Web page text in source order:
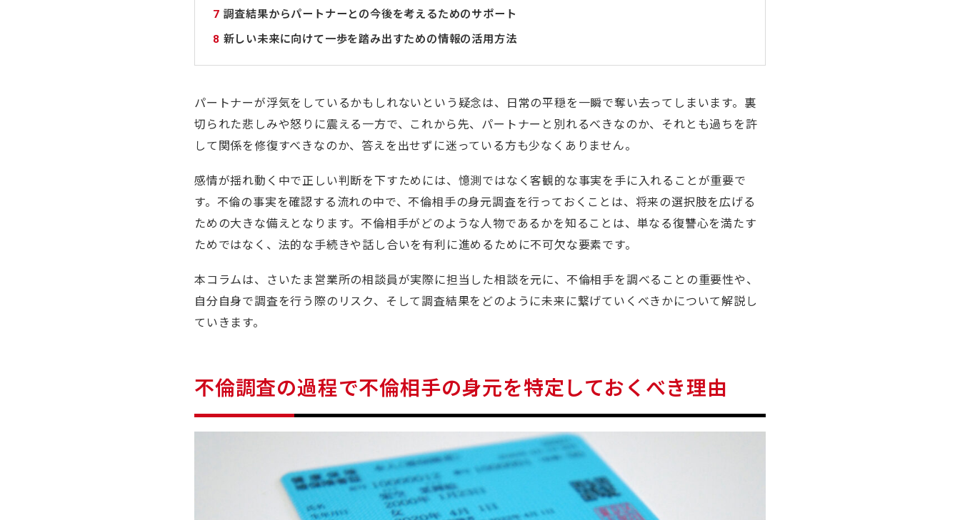
7 調査結果からパートナーとの今後を考えるためのサポート
8 新しい未来に向けて一歩を踏み出すための情報の活用方法
パートナーが浮気をしているかもしれないという疑念は、日常の平穏を一瞬で奪い去ってしまいます。裏
切られた悲しみや怒りに震える一方で、これから先、パートナーと別れるべきなのか、それとも過ちを許
して関係を修復すべきなのか、答えを出せずに迷っている方も少なくありません。
感情が揺れ動く中で正しい判断を下すためには、憶測ではなく客観的な事実を手に入れることが重要で
す。不倫の事実を確認する流れの中で、不倫相手の身元調査を行っておくことは、将来の選択肢を広げる
ための大きな備えとなります。不倫相手がどのような人物であるかを知ることは、単なる復讐心を満たす
ためではなく、法的な手続きや話し合いを有利に進めるために不可欠な要素です。
本コラムは、さいたま営業所の相談員が実際に担当した相談を元に、不倫相手を調べることの重要性や、
自分自身で調査を行う際のリスク、そして調査結果をどのように未来に繋げていくべきかについて解説し
ていきます。
不倫調査の過程で不倫相手の身元を特定しておくべき理由